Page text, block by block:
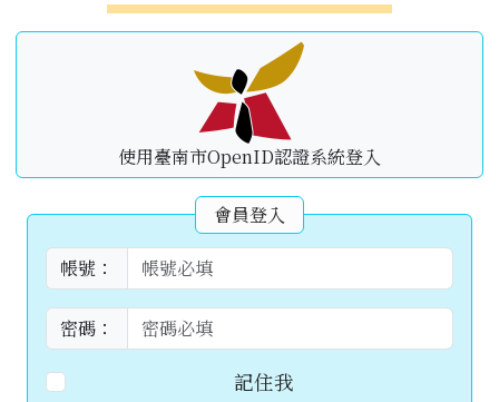
使用臺南市OpenID認證系統登入
會員登入
帳號：
密碼：
記住我